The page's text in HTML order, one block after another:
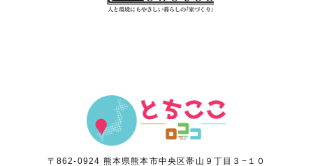
(5) 保有するお客さま情報について、お客さま本人からの開示、訂正、削除、
当社は、不動産についてのサービスをお客さまにご利用いただくにあたり、 各
種の申込みの受付、訪問、提案、見積、各種の工事やサービス提供等の機会
〒862-0924 熊本県熊本市中央区帯山９丁目３−１０